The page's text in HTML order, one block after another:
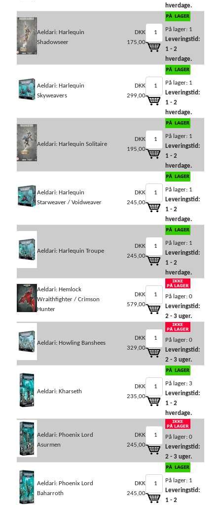
hverdage.
Aeldari: Harlequin
Shadowseer
DKK
175,00
På lager: 1
Leveringstid:
1 - 2
hverdage.
Aeldari: Harlequin
Skyweavers
DKK
299,00
På lager: 1
Leveringstid:
1 - 2
hverdage.
Aeldari: Harlequin Solitaire
DKK
195,00
På lager: 1
Leveringstid:
1 - 2
hverdage.
Aeldari: Harlequin
Starweaver / Voidweaver
DKK
245,00
På lager: 1
Leveringstid:
1 - 2
hverdage.
Aeldari: Harlequin Troupe
DKK
245,00
På lager: 1
Leveringstid:
1 - 2
hverdage.
Aeldari: Hemlock
Wraithfighter / Crimson
Hunter
DKK
579,00
På lager: 0
Leveringstid:
2 - 3 uger.
Aeldari: Howling Banshees
DKK
329,00
På lager: 0
Leveringstid:
2 - 3 uger.
Aeldari: Kharseth
DKK
235,00
På lager: 3
Leveringstid:
1 - 2
hverdage.
Aeldari: Phoenix Lord
Asurmen
DKK
245,00
På lager: 0
Leveringstid:
2 - 3 uger.
Aeldari: Phoenix Lord
Baharroth
DKK
245,00
På lager: 1
Leveringstid:
1 - 2